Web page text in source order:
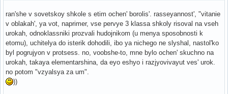
ran'she v sovetskoy shkole s etim ochen' borolis'. rasseyannost', "vitanie
v oblakah', ya vot, naprimer, vse pervye 3 klassa shkoly risoval na vseh
urokah, odnoklassniki prozvali hudojnikom (u menya sposobnosti k
etomu), uchitelya do isterik dohodili, ibo ya nichego ne slyshal, nastol'ko
byl pogrujyon v protsess. no, voobshe-to, mne bylo ochen' skuchno na
urokah, takaya elementarshina, da eyo eshyo i razjyovivayut ves' urok.
no potom "vzyalsya za um".
))